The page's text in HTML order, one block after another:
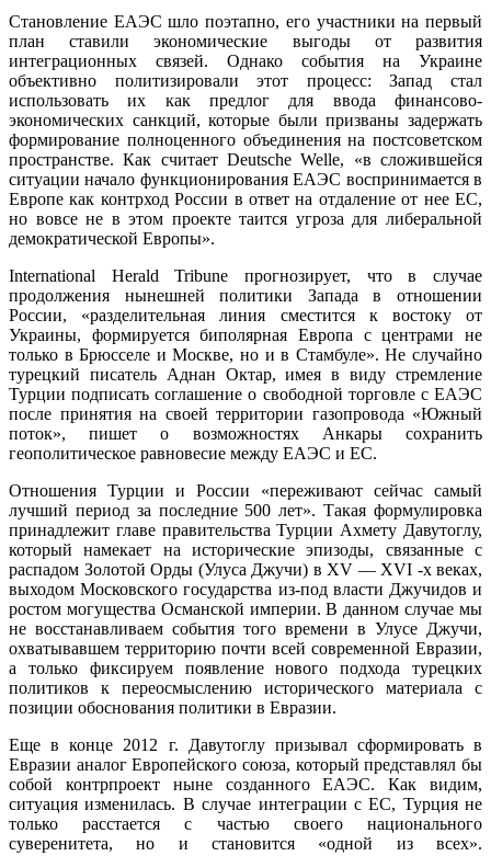
Становление ЕАЭС шло поэтапно, его участники на первый
план ставили экономические выгоды от развития
интеграционных связей. Однако события на Украине
объективно политизировали этот процесс: Запад стал
использовать их как предлог для ввода финансово-
экономических санкций, которые были призваны задержать
формирование полноценного объединения на постсоветском
пространстве. Как считает Deutsche Welle, «в сложившейся
ситуации начало функционирования ЕАЭС воспринимается в
Европе как контрход России в ответ на отдаление от нее ЕС,
но вовсе не в этом проекте таится угроза для либеральной
демократической Европы».
International Herald Tribune прогнозирует, что в случае
продолжения нынешней политики Запада в отношении
России, «разделительная линия сместится к востоку от
Украины, формируется биполярная Европа с центрами не
только в Брюсселе и Москве, но и в Стамбуле». Не случайно
турецкий писатель Аднан Октар, имея в виду стремление
Турции подписать соглашение о свободной торговле с ЕАЭС
после принятия на своей территории газопровода «Южный
поток», пишет о возможностях Анкары сохранить
геополитическое равновесие между ЕАЭС и ЕС.
Отношения Турции и России «переживают сейчас самый
лучший период за последние 500 лет». Такая формулировка
принадлежит главе правительства Турции Ахмету Давутоглу,
который намекает на исторические эпизоды, связанные с
распадом Золотой Орды (Улуса Джучи) в XV — XVI -х веках,
выходом Московского государства из-под власти Джучидов и
ростом могущества Османской империи. В данном случае мы
не восстанавливаем события того времени в Улусе Джучи,
охватывавшем территорию почти всей современной Евразии,
а только фиксируем появление нового подхода турецких
политиков к переосмыслению исторического материала с
позиции обоснования политики в Евразии.
Еще в конце 2012 г. Давутоглу призывал сформировать в
Евразии аналог Европейского союза, который представлял бы
собой контрпроект ныне созданного ЕАЭС. Как видим,
ситуация изменилась. В случае интеграции с ЕС, Турция не
только расстается с частью своего национального
суверенитета, но и становится «одной из всех».